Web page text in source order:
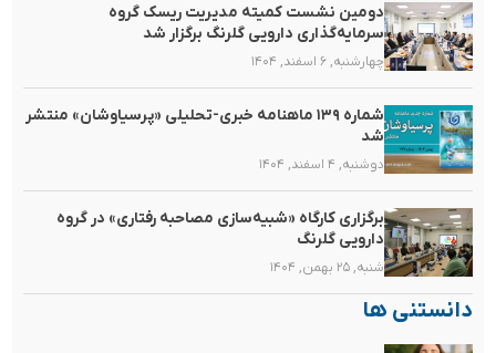
دومین نشست کمیته مدیریت ریسک گروه
سرمایه‌گذاری دارویی گلرنگ برگزار شد
چهارشنبه, ۶ اسفند, ۱۴۰۴
شماره ۱۳۹ ماهنامه خبری-تحلیلی «پرسیاوشان» منتشر
شد
دوشنبه, ۴ اسفند, ۱۴۰۴
برگزاری کارگاه «شبیه‌سازی مصاحبه رفتاری» در گروه
دارویی گلرنگ
شنبه, ۲۵ بهمن, ۱۴۰۴
دانستنی ها